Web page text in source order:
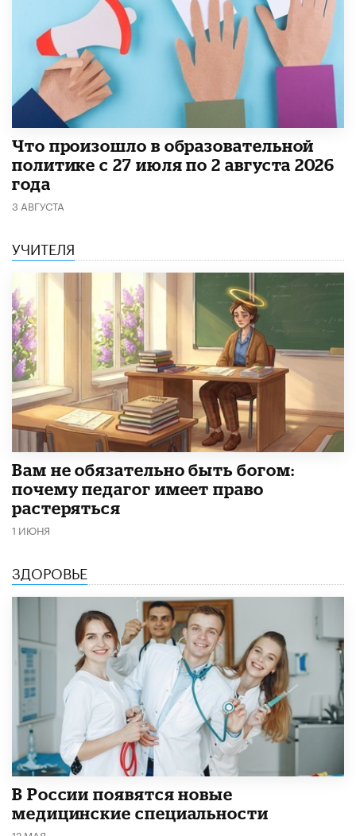
​Что произошло в образовательной
политике с 27 июля по 2 августа 2026
года
3 АВГУСТА
УЧИТЕЛЯ
​Вам не обязательно быть богом:
почему педагог имеет право
растеряться
1 ИЮНЯ
ЗДОРОВЬЕ
В России появятся новые
медицинские специальности